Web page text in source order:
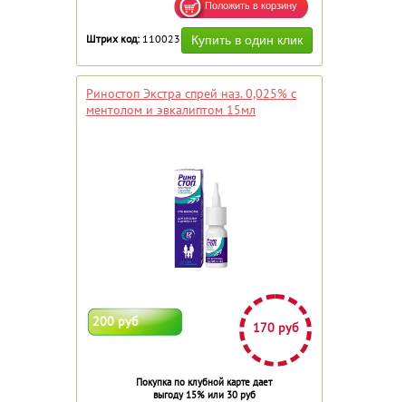
Штрих код: 110023
Риностоп Экстра спрей наз. 0,025% с
ментолом и эвкалиптом 15мл
200 руб 170 руб
Покупка по клубной карте дает
выгоду 15% или 30 руб